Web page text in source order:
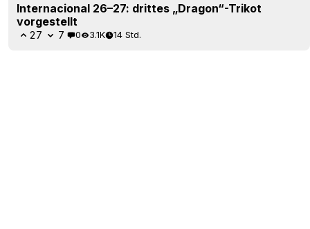
Internacional 26–27: drittes „Dragon“-Trikot
vorgestellt
27 7 0 3.1K 14 Std.